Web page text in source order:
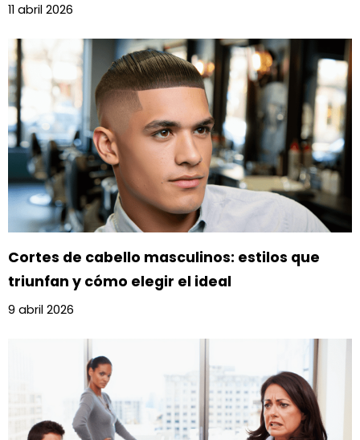
11 abril 2026
Cortes de cabello masculinos: estilos que
triunfan y cómo elegir el ideal
9 abril 2026